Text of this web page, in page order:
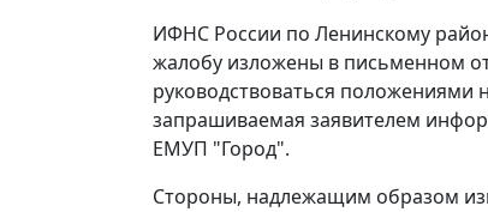
ИФНС России по Ленинскому
жалобу изложены в письменном
руководствоваться положениями
запрашиваемая заявителем
ЕМУП "Город".
Стороны, надлежащим образом